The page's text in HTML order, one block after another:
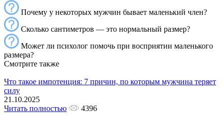
Почему у некоторых мужчин бывает маленький член?
Сколько сантиметров — это нормальный размер?
Может ли психолог помочь при восприятии маленького
размера?
Смотрите также
Что такое импотенция: 7 причин, по которым мужчина теряет
силу
21.10.2025
Читать полностью
4396